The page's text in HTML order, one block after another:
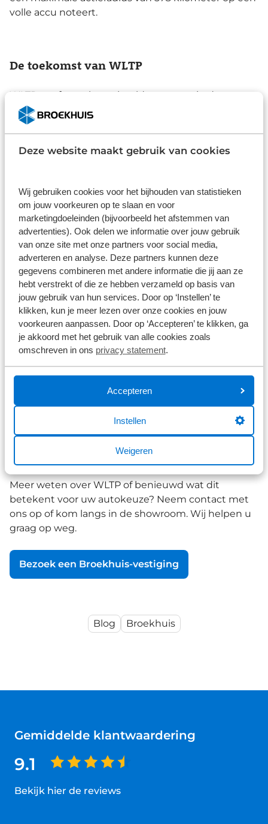
Deze website maakt gebruik van cookies
Wij gebruiken cookies voor het bijhouden van statistieken
om jouw voorkeuren op te slaan en voor
marketingdoeleinden (bijvoorbeeld het afstemmen van
advertenties). Ook delen we informatie over jouw gebruik
van onze site met onze partners voor social media,
adverteren en analyse. Deze partners kunnen deze
gegevens combineren met andere informatie die jij aan ze
hebt verstrekt of die ze hebben verzameld op basis van
jouw gebruik van hun services. Door op ‘Instellen’ te
klikken, kun je meer lezen over onze cookies en jouw
voorkeuren aanpassen. Door op ‘Accepteren’ te klikken, ga
je akkoord met het gebruik van alle cookies zoals
omschreven in ons privacy statement.
Accepteren
Instellen
Weigeren
volle accu noteert.
De toekomst van WLTP
WLTP geeft een beter beeld van wat u in de
praktijk kunt verwachten, maar het blijft een
richtlijn. Het is verstandig om altijd rekening te
auto’s. Zo komt u onderweg niet voor verrassingen
Wilt u weten hoe uw huidige of toekomstige auto
presteert onder de WLTP-test? Onze
verkoopadviseurs leggen het u graag uit. En bij het
maken van een proefrit laten we u ook meteen
zien wat u in het dagelijks gebruik kunt
verwachten.
Meer weten over WLTP of benieuwd wat dit
betekent voor uw autokeuze? Neem contact met
ons op of kom langs in de showroom. Wij helpen u
graag op weg.
Bezoek een Broekhuis-vestiging
Blog Broekhuis
Gemiddelde klantwaardering
9.1
Bekijk hier de reviews